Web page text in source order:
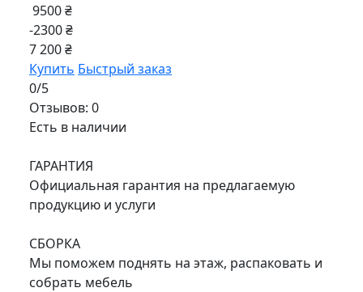
9500 ₴
-2300 ₴
7 200 ₴
Купить Быстрый заказ
0/5
Отзывов: 0
Есть в наличии
ГАРАНТИЯ
Официальная гарантия на предлагаемую
продукцию и услуги
СБОРКА
Мы поможем поднять на этаж, распаковать и
собрать мебель